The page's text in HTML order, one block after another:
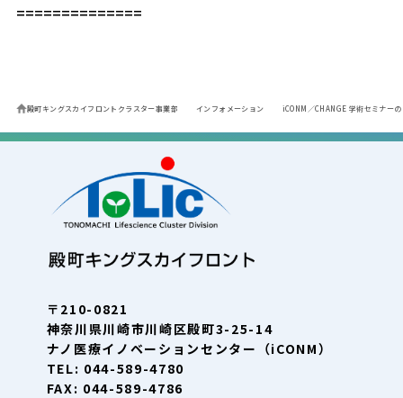
==============
殿町キングスカイフロントクラスター事業部 インフォメーション iCONM／CHANGE 学術セミナー
〒210-0821
神奈川県川崎市川崎区殿町3-25-14
ナノ医療イノベーションセンター（iCONM）
TEL: 044-589-4780
FAX: 044-589-4786